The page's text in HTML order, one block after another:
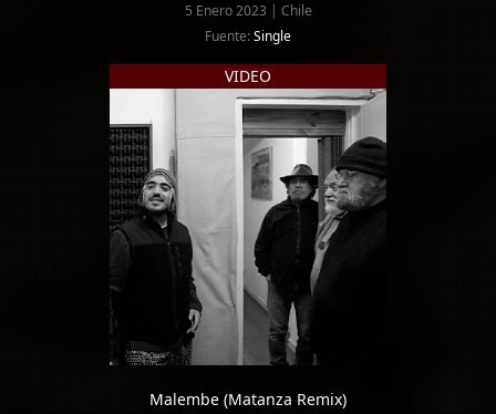
5 Enero 2023 | Chile
Fuente:Single
VIDEO
Malembe (Matanza Remix)